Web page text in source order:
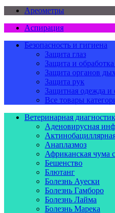
Ареометры
Аспирация
Безопасность и гигиена
Защита глаз
Защита и
Защита органов
Защита рук
Защитная одежда и
Все товары
Ветеринарная
Аденовирусная
Анаплазмоз
Африканская чума
Бешенство
Блютанг
Болезнь Ауески
Болезнь Гамборо
Болезнь Лайма
Болезнь Марека